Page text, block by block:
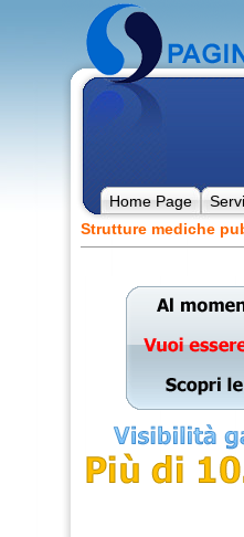
Home Page
Strutture mediche